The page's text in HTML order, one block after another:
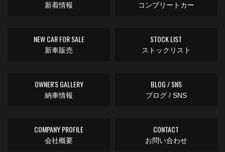
新着情報 コンプリートカー
NEW CAR FOR SALE
新車販売
STOCK LIST
ストックリスト
OWNER'S GALLERY
納車情報
BLOG / SNS
ブログ / SNS
COMPANY PROFILE
会社概要
CONTACT
お問い合わせ